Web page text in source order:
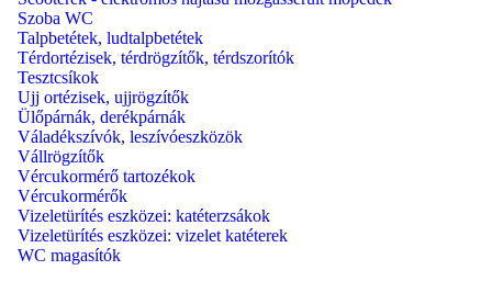
Szoba WC
Talpbetétek, ludtalpbetétek
Térdortézisek, térdrögzítők, térdszorítók
Tesztcsíkok
Ujj ortézisek, ujjrögzítők
Ülőpárnák, derékpárnák
Váladékszívók, leszívóeszközök
Vállrögzítők
Vércukormérő tartozékok
Vércukormérők
Vizeletürítés eszközei: katéterzsákok
Vizeletürítés eszközei: vizelet katéterek
WC magasítók